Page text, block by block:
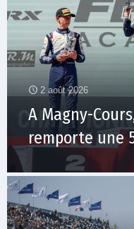
2 août 2026
A Magny-
remporte une